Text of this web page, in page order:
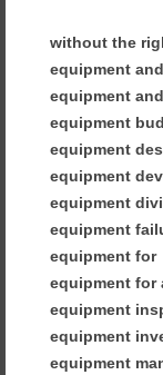
without the
equipment
equipment
equipment
equipment
equipment
equipment
equipment
equipment for
equipment for
equipment
equipment
equipment